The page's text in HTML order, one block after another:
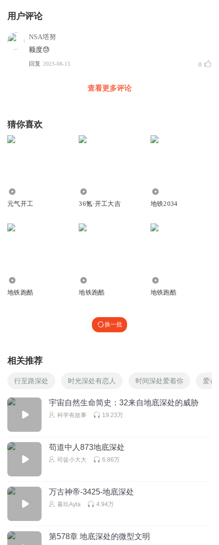
用户评论
NSA塔努
额度😓
回复 2023-08-15 0
查看更多评论
猜你喜欢
元气开工 36氪·开工大吉 地铁2034
地铁跑酷 地铁跑酷 地铁跑酷
换一批
相关推荐
行至路深处 时光深处有恋人 时间深处爱着你 爱在
宇宙自然生命简史：32来自地底深处的威胁
科学有故事 19.23万
苟道中人873地底深处
司徒小大大 6.86万
万古神帝-3425-地底深处
暮玖Ayla 4.94万
第578章 地底深处的微型文明